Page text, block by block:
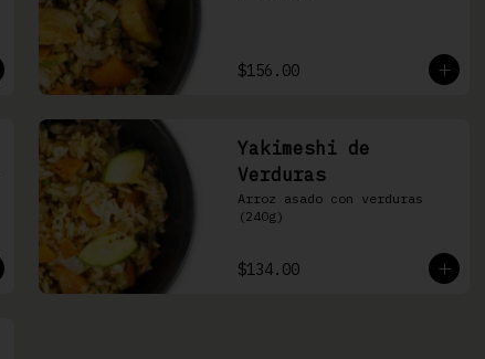
$156.00
Yakimeshi de
Verduras
Arroz asado con verduras
(240g)
$134.00